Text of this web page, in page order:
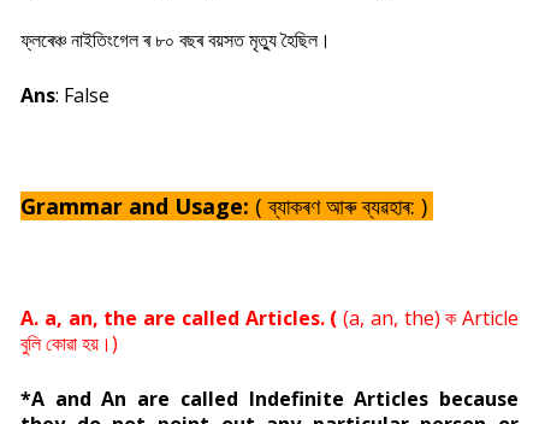
ফ্লৰেঞ্চ নাইতিংগেল ৰ ৮০ বছৰ বয়সত মৃত্যু হৈছিল।
Ans: False
Grammar and Usage: (ব্যাকৰণ আৰু ব্যৱহাৰ: )
A. a, an, the are called Articles. ( (a, an, the) ক Article
বুলি কোৱা হয়।)
*A and An are called Indefinite Articles because